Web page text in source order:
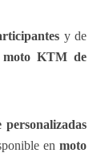
y de
moto KTM de
personalizadas
en moto